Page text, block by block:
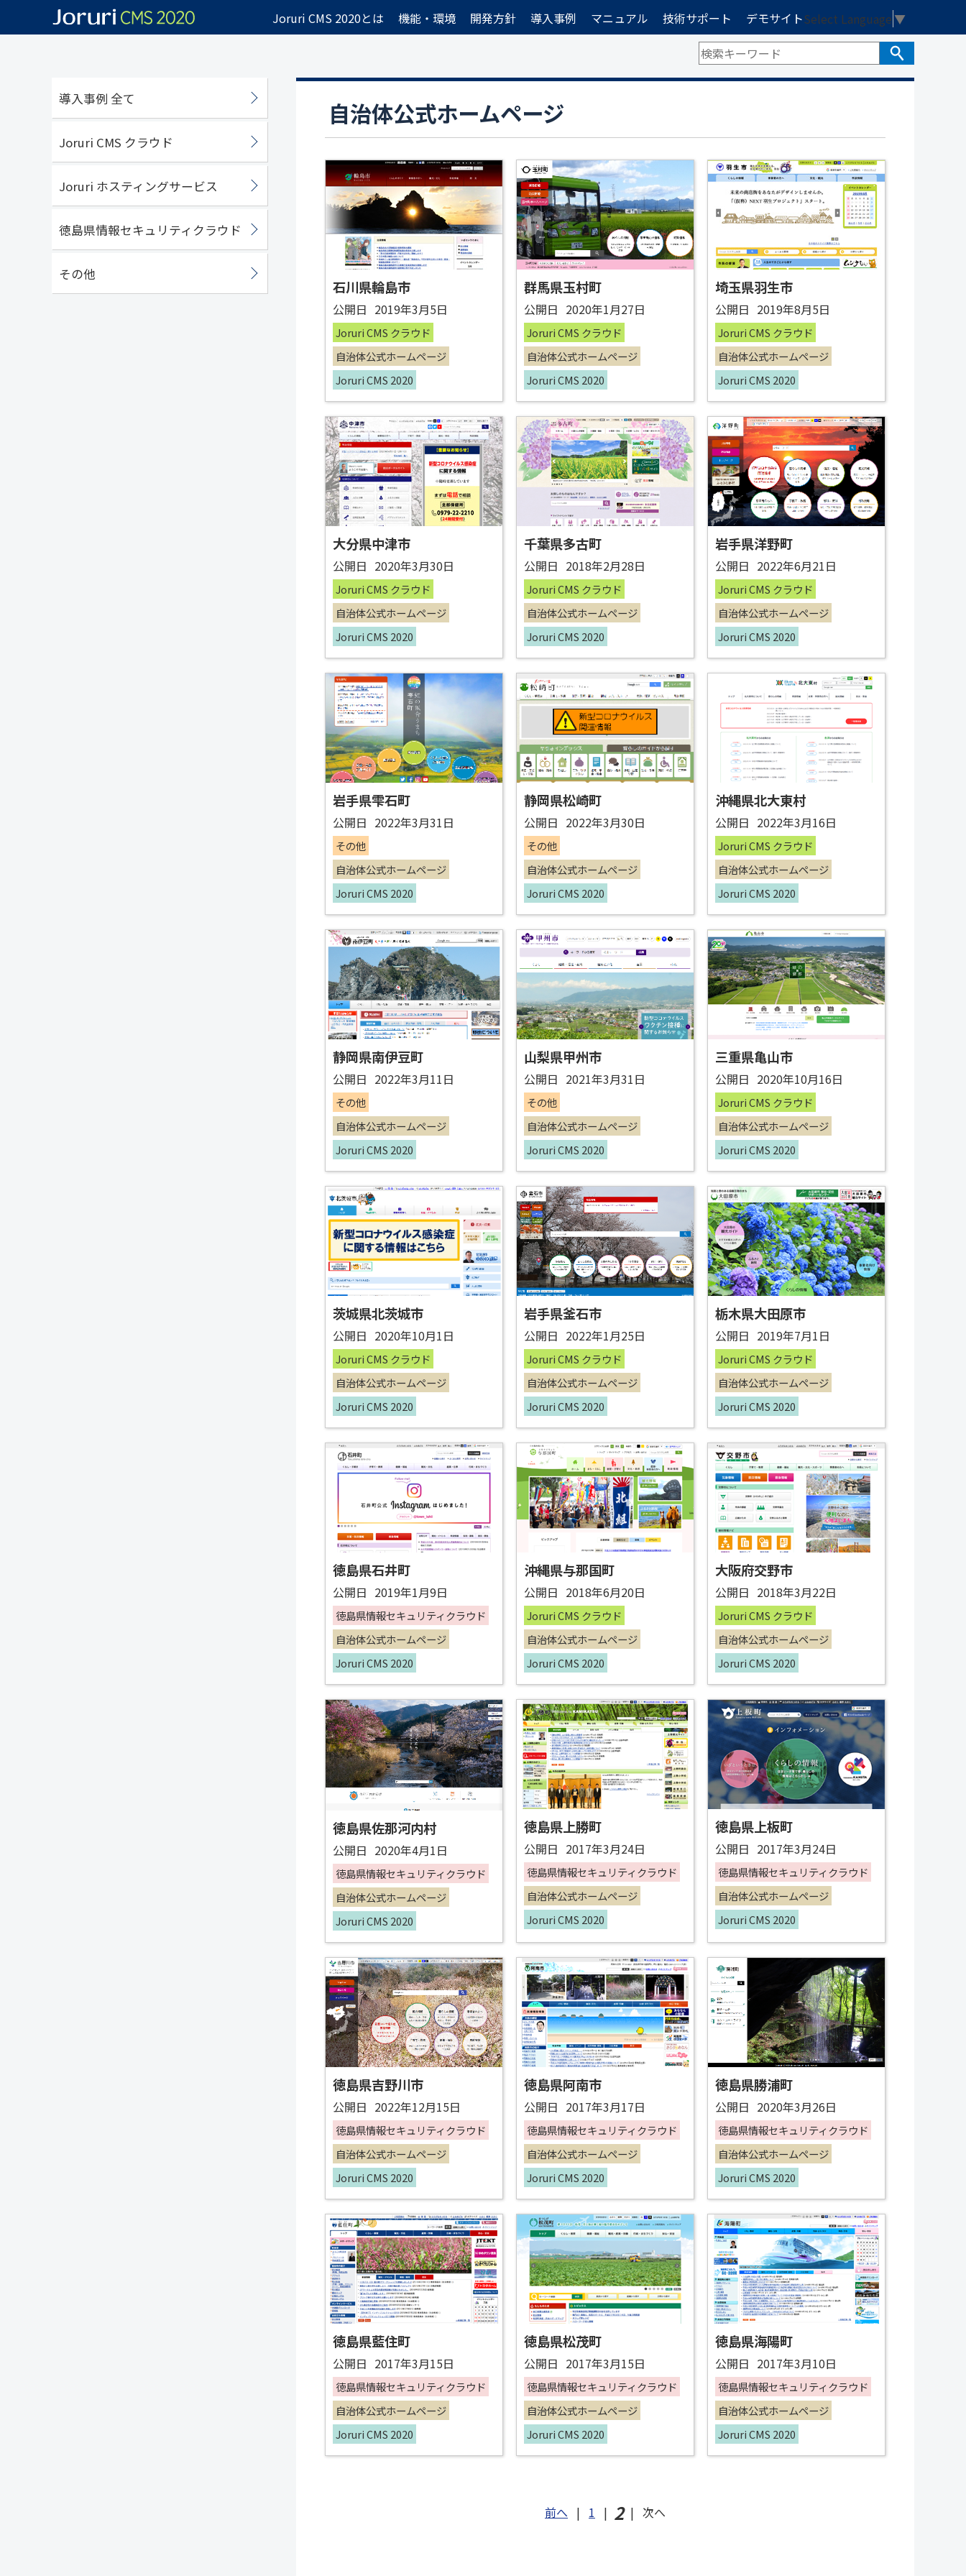
Joruri CMS 2020とは 機能・環境 開発方針 導入事例 マニュアル 技術サポート デモサイトSelect Language▼
自治体公式ホームページ
石川県輪島市
公開日 2019年3月5日
Joruri CMS クラウド
自治体公式ホームページ
Joruri CMS 2020
群馬県玉村町
公開日 2020年1月27日
Joruri CMS クラウド
自治体公式ホームページ
Joruri CMS 2020
埼玉県羽生市
公開日 2019年8月5日
Joruri CMS クラウド
自治体公式ホームページ
Joruri CMS 2020
大分県中津市
公開日 2020年3月30日
Joruri CMS クラウド
自治体公式ホームページ
Joruri CMS 2020
千葉県多古町
公開日 2018年2月28日
Joruri CMS クラウド
自治体公式ホームページ
Joruri CMS 2020
岩手県洋野町
公開日 2022年6月21日
Joruri CMS クラウド
自治体公式ホームページ
Joruri CMS 2020
岩手県雫石町
公開日 2022年3月31日
その他
自治体公式ホームページ
Joruri CMS 2020
静岡県松崎町
公開日 2022年3月30日
その他
自治体公式ホームページ
Joruri CMS 2020
沖縄県北大東村
公開日 2022年3月16日
Joruri CMS クラウド
自治体公式ホームページ
Joruri CMS 2020
静岡県南伊豆町
公開日 2022年3月11日
その他
自治体公式ホームページ
Joruri CMS 2020
山梨県甲州市
公開日 2021年3月31日
その他
自治体公式ホームページ
Joruri CMS 2020
三重県亀山市
公開日 2020年10月16日
Joruri CMS クラウド
自治体公式ホームページ
Joruri CMS 2020
茨城県北茨城市
公開日 2020年10月1日
Joruri CMS クラウド
自治体公式ホームページ
Joruri CMS 2020
岩手県釜石市
公開日 2022年1月25日
Joruri CMS クラウド
自治体公式ホームページ
Joruri CMS 2020
栃木県大田原市
公開日 2019年7月1日
Joruri CMS クラウド
自治体公式ホームページ
Joruri CMS 2020
徳島県石井町
公開日 2019年1月9日
徳島県情報セキュリティクラウド
自治体公式ホームページ
Joruri CMS 2020
沖縄県与那国町
公開日 2018年6月20日
Joruri CMS クラウド
自治体公式ホームページ
Joruri CMS 2020
大阪府交野市
公開日 2018年3月22日
Joruri CMS クラウド
自治体公式ホームページ
Joruri CMS 2020
徳島県佐那河内村
公開日 2020年4月1日
徳島県情報セキュリティクラウド
自治体公式ホームページ
Joruri CMS 2020
徳島県上勝町
公開日 2017年3月24日
徳島県情報セキュリティクラウド
自治体公式ホームページ
Joruri CMS 2020
徳島県上板町
公開日 2017年3月24日
徳島県情報セキュリティクラウド
自治体公式ホームページ
Joruri CMS 2020
徳島県吉野川市
公開日 2022年12月15日
徳島県情報セキュリティクラウド
自治体公式ホームページ
Joruri CMS 2020
徳島県阿南市
公開日 2017年3月17日
徳島県情報セキュリティクラウド
自治体公式ホームページ
Joruri CMS 2020
徳島県勝浦町
公開日 2020年3月26日
徳島県情報セキュリティクラウド
自治体公式ホームページ
Joruri CMS 2020
徳島県藍住町
公開日 2017年3月15日
徳島県情報セキュリティクラウド
自治体公式ホームページ
Joruri CMS 2020
徳島県松茂町
公開日 2017年3月15日
徳島県情報セキュリティクラウド
自治体公式ホームページ
Joruri CMS 2020
徳島県海陽町
公開日 2017年3月10日
徳島県情報セキュリティクラウド
自治体公式ホームページ
Joruri CMS 2020
前へ | 1 | 2 | 次へ
導入事例 全て
Joruri CMS クラウド
Joruri ホスティングサービス
徳島県情報セキュリティクラウド
その他